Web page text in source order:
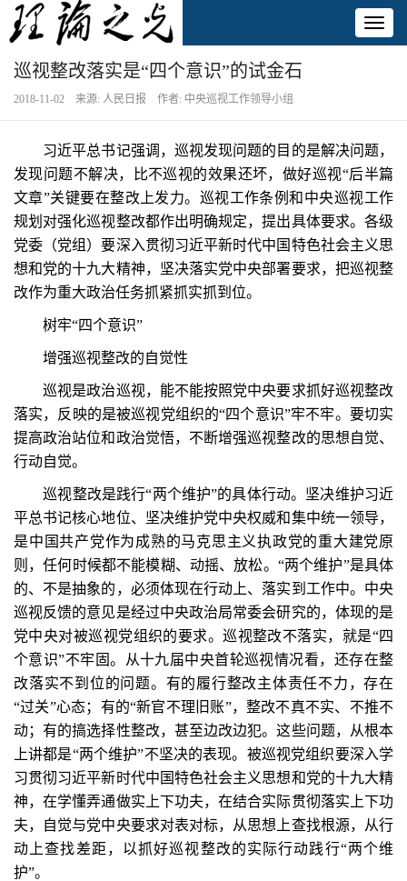
巡视整改落实是“四个意识”的试金石
2018-11-02 来源: 人民日报 作者: 中央巡视工作领导小组
习近平总书记强调，巡视发现问题的目的是解决问题，
发现问题不解决，比不巡视的效果还坏，做好巡视“后半篇
文章”关键要在整改上发力。巡视工作条例和中央巡视工作
规划对强化巡视整改都作出明确规定，提出具体要求。各级
党委（党组）要深入贯彻习近平新时代中国特色社会主义思
想和党的十九大精神，坚决落实党中央部署要求，把巡视整
改作为重大政治任务抓紧抓实抓到位。
树牢“四个意识”
增强巡视整改的自觉性
巡视是政治巡视，能不能按照党中央要求抓好巡视整改
落实，反映的是被巡视党组织的“四个意识”牢不牢。要切实
提高政治站位和政治觉悟，不断增强巡视整改的思想自觉、
行动自觉。
巡视整改是践行“两个维护”的具体行动。坚决维护习近
平总书记核心地位、坚决维护党中央权威和集中统一领导，
是中国共产党作为成熟的马克思主义执政党的重大建党原
则，任何时候都不能模糊、动摇、放松。“两个维护”是具体
的、不是抽象的，必须体现在行动上、落实到工作中。中央
巡视反馈的意见是经过中央政治局常委会研究的，体现的是
党中央对被巡视党组织的要求。巡视整改不落实，就是“四
个意识”不牢固。从十九届中央首轮巡视情况看，还存在整
改落实不到位的问题。有的履行整改主体责任不力，存在
“过关”心态；有的“新官不理旧账”，整改不真不实、不推不
动；有的搞选择性整改，甚至边改边犯。这些问题，从根本
上讲都是“两个维护”不坚决的表现。被巡视党组织要深入学
习贯彻习近平新时代中国特色社会主义思想和党的十九大精
神，在学懂弄通做实上下功夫，在结合实际贯彻落实上下功
夫，自觉与党中央要求对表对标，从思想上查找根源，从行
动上查找差距，以抓好巡视整改的实际行动践行“两个维
护”。